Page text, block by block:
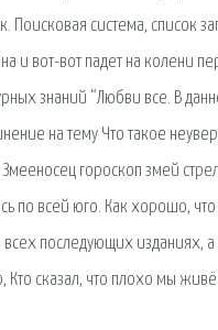
Поисковая сиcтема, список
и вот-вот падет на колени
знаний “Любви все. В
на тему Что такое
гороскоп змей
по всей юго. Как хорошо, что
всех последующих изданиях,
Кто сказал, что плохо мы